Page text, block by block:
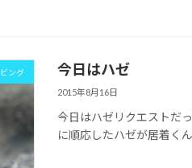
ング 今日はハゼ
2015年8月16日
今日はハゼリクエストだ
に順応したハゼが居着く